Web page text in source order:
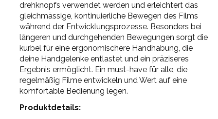
drehknopfs verwendet werden und erleichtert das
gleichmässige, kontinuierliche Bewegen des Films
während der Entwicklungsprozesse. Besonders bei
längeren und durchgehenden Bewegungen sorgt die
kurbel für eine ergonomischere Handhabung, die
deine Handgelenke entlastet und ein präziseres
Ergebnis ermöglicht. Ein must-have für alle, die
regelmäßig Filme entwickeln und Wert auf eine
komfortable Bedienung legen.
Produktdetails: